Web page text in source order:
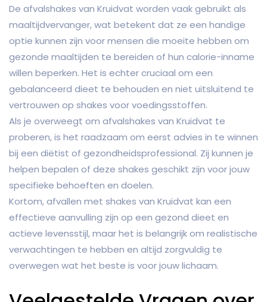
De afvalshakes van Kruidvat worden vaak gebruikt als
maaltijdvervanger, wat betekent dat ze een handige
optie kunnen zijn voor mensen die moeite hebben om
gezonde maaltijden te bereiden of hun calorie-inname
willen beperken. Het is echter cruciaal om een
gebalanceerd dieet te behouden en niet uitsluitend te
vertrouwen op shakes voor voedingsstoffen.
Als je overweegt om afvalshakes van Kruidvat te
proberen, is het raadzaam om eerst advies in te winnen
bij een diëtist of gezondheidsprofessional. Zij kunnen je
helpen bepalen of deze shakes geschikt zijn voor jouw
specifieke behoeften en doelen.
Kortom, afvallen met shakes van Kruidvat kan een
effectieve aanvulling zijn op een gezond dieet en
actieve levensstijl, maar het is belangrijk om realistische
verwachtingen te hebben en altijd zorgvuldig te
overwegen wat het beste is voor jouw lichaam.